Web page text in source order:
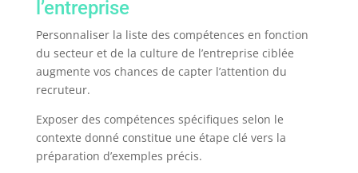
l’entreprise
Personnaliser la liste des compétences en fonction
du secteur et de la culture de l’entreprise ciblée
augmente vos chances de capter l’attention du
recruteur.
Exposer des compétences spécifiques selon le
contexte donné constitue une étape clé vers la
préparation d’exemples précis.